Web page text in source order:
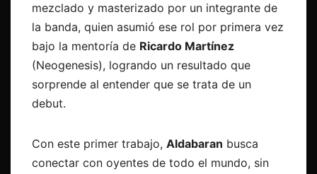
mezclado y masterizado por un integrante de
la banda, quien asumió ese rol por primera vez
bajo la mentoría de Ricardo Martínez
(Neogenesis), logrando un resultado que
sorprende al entender que se trata de un
debut.
Con este primer trabajo, Aldabaran busca
conectar con oyentes de todo el mundo, sin